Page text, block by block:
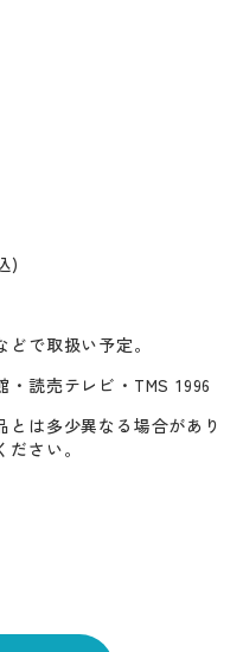
)
で取扱い予定。
読売テレビ・TMS 1996
とは多少異なる場合があり
さい。